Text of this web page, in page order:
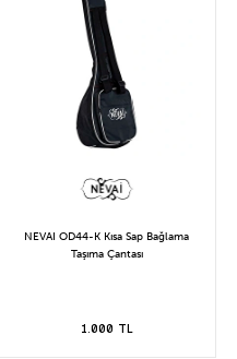
NEVAI OD44-K Kısa Sap Bağlama
Taşıma Çantası
1.000 TL